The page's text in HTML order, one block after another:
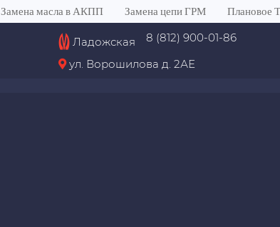
Замена масла в АКПП Замена цепи ГРМ Плановое
Ладожская
8 (812) 900-01-86
ул. Ворошилова д. 2АЕ